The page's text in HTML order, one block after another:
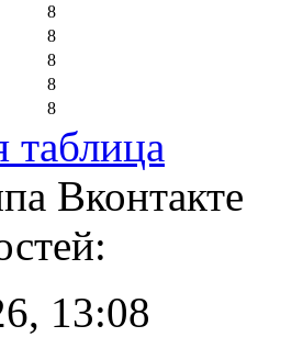
8
8
8
8
8
таблица
Вконтакте
13:08